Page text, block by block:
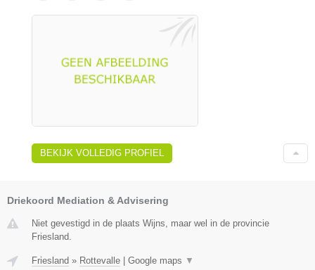
BEKIJK VOLLEDIG PROFIEL
Driekoord Mediation & Advisering
Niet gevestigd in de plaats Wijns, maar wel in de provincie
Friesland.
Friesland » Rottevalle Google maps ▼